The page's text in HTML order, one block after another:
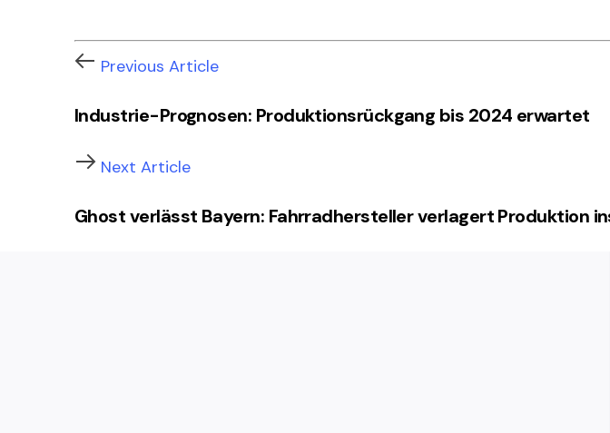
Previous Article
Industrie-Prognosen: Produktionsrückgang bis 2024 erwartet
Next Article
Ghost verlässt Bayern: Fahrradhersteller verlagert Produktion